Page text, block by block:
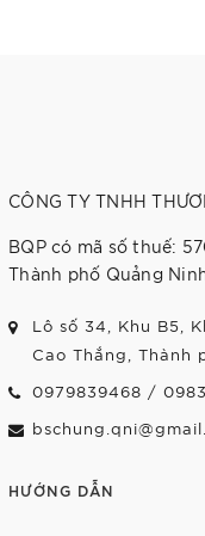
CÔNG TY TNHH
BQP có mã số thuế:
Thành phố Quảng
Lô số 34, Khu B5,
Cao Thắng, Thành
0979839468 /
HƯỚNG DẪN